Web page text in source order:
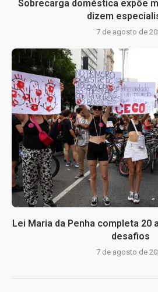
Sobrecarga doméstica expõe
dizem
7 de agosto de
Lei Maria da Penha completa 20
desafios
7 de agosto de